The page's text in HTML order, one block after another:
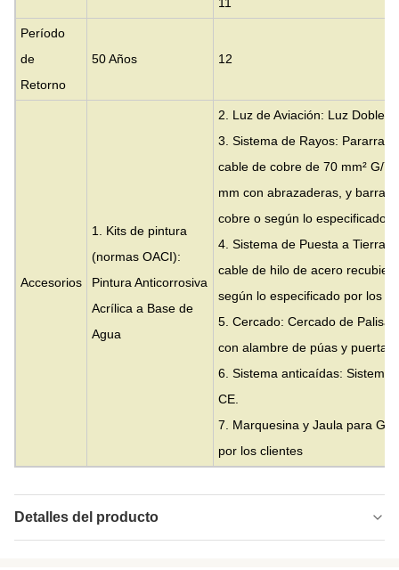
11
Período
de
Retorno
50 Años 12
Accesorios
1. Kits de pintura
(normas OACI):
Pintura Anticorrosiva
Acrílica a Base de
Agua
2. Luz de Aviación: Luz Doble
3. Sistema de Rayos:
cable de cobre de 70 mm² G/
mm con abrazaderas, y barras
cobre o según lo especificado
4. Sistema de Puesta a Tierra:
cable de hilo de acero
según lo especificado por los
5. Cercado: Cercado de
con alambre de púas y puerta.
6. Sistema anticaídas: Sistema
CE.
7. Marquesina y Jaula para
por los clientes
Detalles del producto